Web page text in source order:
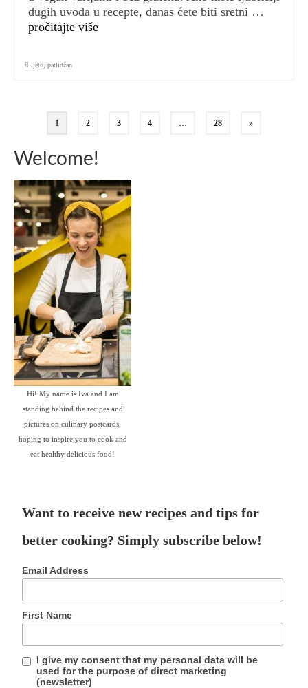
dugih uvoda u recepte, danas ćete biti sretni …
pročitajte više
ljeto patlidžan
Brojevi
stranica
objava
1 2 3 4 … 28 »
Welcome!
Hi! My name is Iva and I am
standing behind the recipes and
pictures on culinary postcards,
hoping to inspire you to cook and
eat healthy delicious food!
Want to receive new recipes and tips for
better cooking? Simply subscribe below!
Email Address
First Name
I give my consent that my personal data will be
used for the purpose of direct marketing
(newsletter)